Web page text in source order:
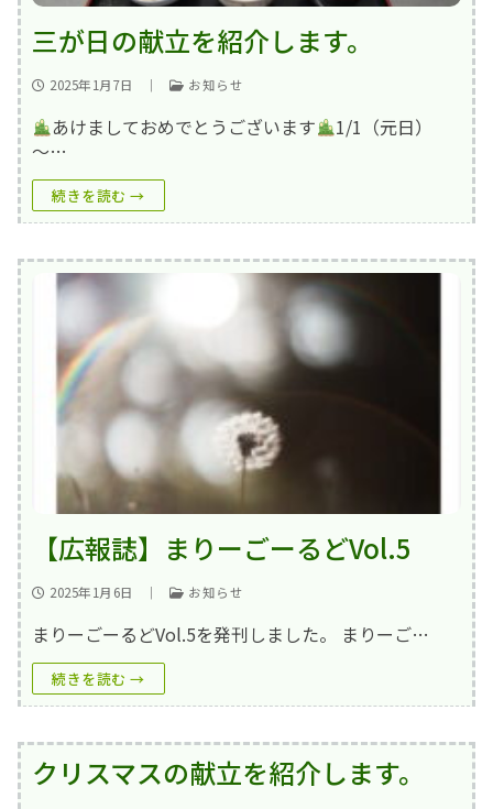
三が日の献立を紹介します。
2025年1月7日 ｜ お知らせ
あけましておめでとうございます
1/1（元日）
～…
続きを読む →
【広報誌】まりーごーるどVol.5
2025年1月6日 ｜ お知らせ
まりーごーるどVol.5を発刊しました。 まりーご…
続きを読む →
クリスマスの献立を紹介します。